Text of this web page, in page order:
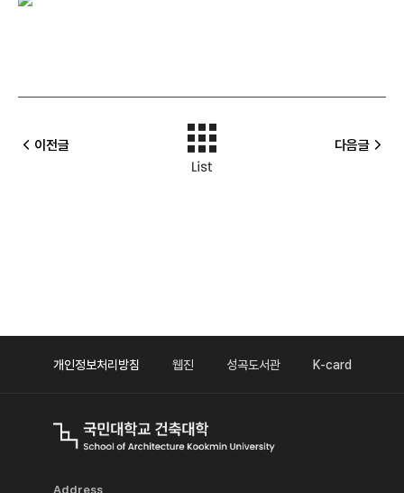
이전글 다음글
개인정보처리방침 웹진 성곡도서관 K-card
Address